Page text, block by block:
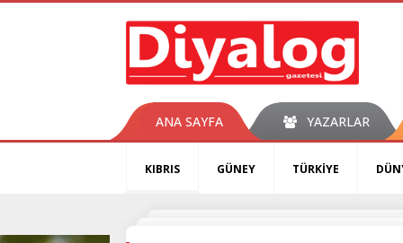
ANA SAYFA YAZARLAR
KIBRIS GÜNEY TÜRKİYE